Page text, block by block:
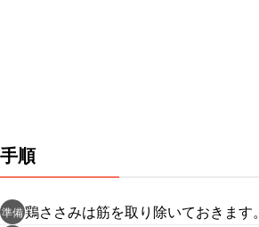
手順
準備鶏ささみは筋を取り除いておきます。